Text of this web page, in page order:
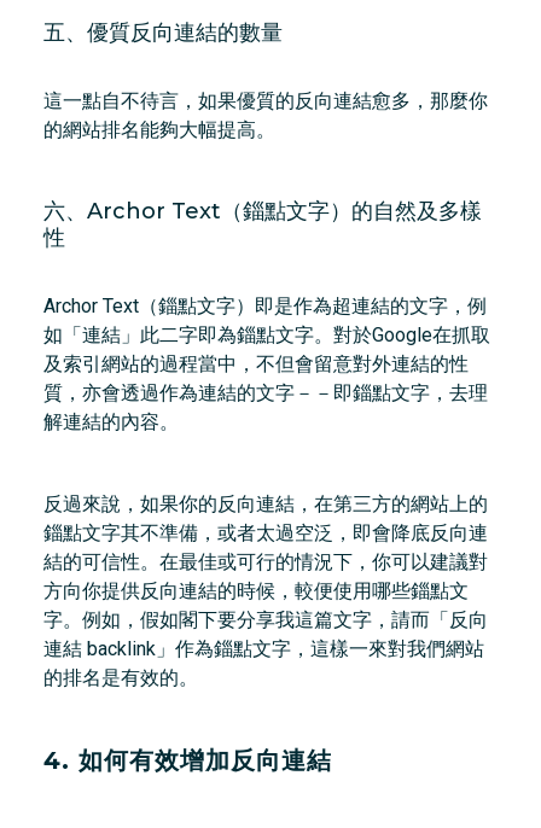
五、優質反向連結的數量
這一點自不待言，如果優質的反向連結愈多，那麼你
的網站排名能夠大幅提高。
六、Archor Text（錙點文字）的自然及多樣
性
Archor Text（錙點文字）即是作為超連結的文字，例
如「連結」此二字即為錙點文字。對於Google在抓取
及索引網站的過程當中，不但會留意對外連結的性
質，亦會透過作為連結的文字－－即錙點文字，去理
解連結的內容。
反過來說，如果你的反向連結，在第三方的網站上的
錙點文字其不準備，或者太過空泛，即會降底反向連
結的可信性。在最佳或可行的情況下，你可以建議對
方向你提供反向連結的時候，較便使用哪些錙點文
字。例如，假如閣下要分享我這篇文字，請而「反向
連結 backlink」作為錙點文字，這樣一來對我們網站
的排名是有效的。
4. 如何有效增加反向連結